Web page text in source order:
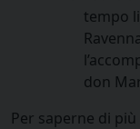
tempo
don
Per saperne di più